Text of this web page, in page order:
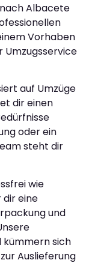
Albacete
Vorhaben
Umzugsservice
auf Umzüge
dir einen
oder ein
steht dir
wie
dir eine
und
kümmern sich
Auslieferung